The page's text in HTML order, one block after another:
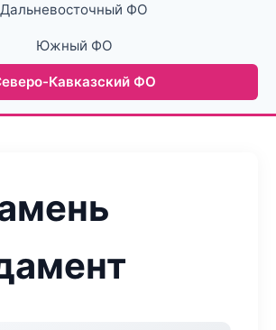
Дальневосточный ФО
Южный ФО
Кавказский ФО